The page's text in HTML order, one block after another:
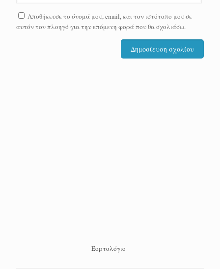
Αποθήκευσε το όνομά μου, email, και τον ιστότοπο μου σε
αυτόν τον πλοηγό για την επόμενη φορά που θα σχολιάσω.
Εορτολόγιο